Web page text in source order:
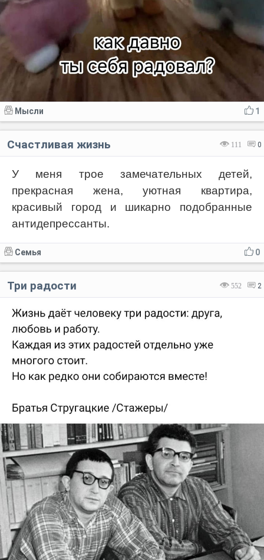
1
Мысли
111 0
Счастливая жизнь
У меня трое замечательных детей,
прекрасная жена, уютная квартира,
красивый город и шикарно подобранные
антидепрессанты.
0
Семья
552 2
Три радости